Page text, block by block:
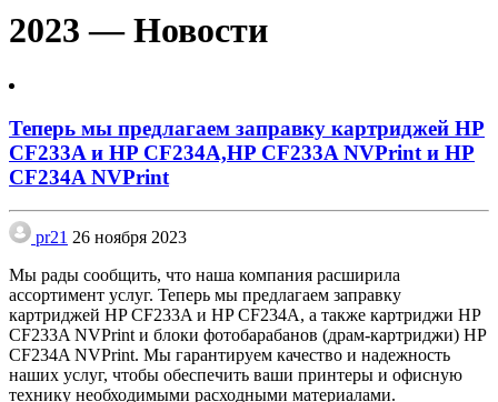
2023 — Новости
Теперь мы предлагаем заправку картриджей HP
CF233A и HP CF234A,HP CF233A NVPrint и HP
CF234A NVPrint
pr21 26 ноября 2023
Мы рады сообщить, что наша компания расширила
ассортимент услуг. Теперь мы предлагаем заправку
картриджей HP CF233A и HP CF234A, а также картриджи HP
CF233A NVPrint и блоки фотобарабанов (драм-картриджи) HP
CF234A NVPrint. Мы гарантируем качество и надежность
наших услуг, чтобы обеспечить ваши принтеры и офисную
технику необходимыми расходными материалами.